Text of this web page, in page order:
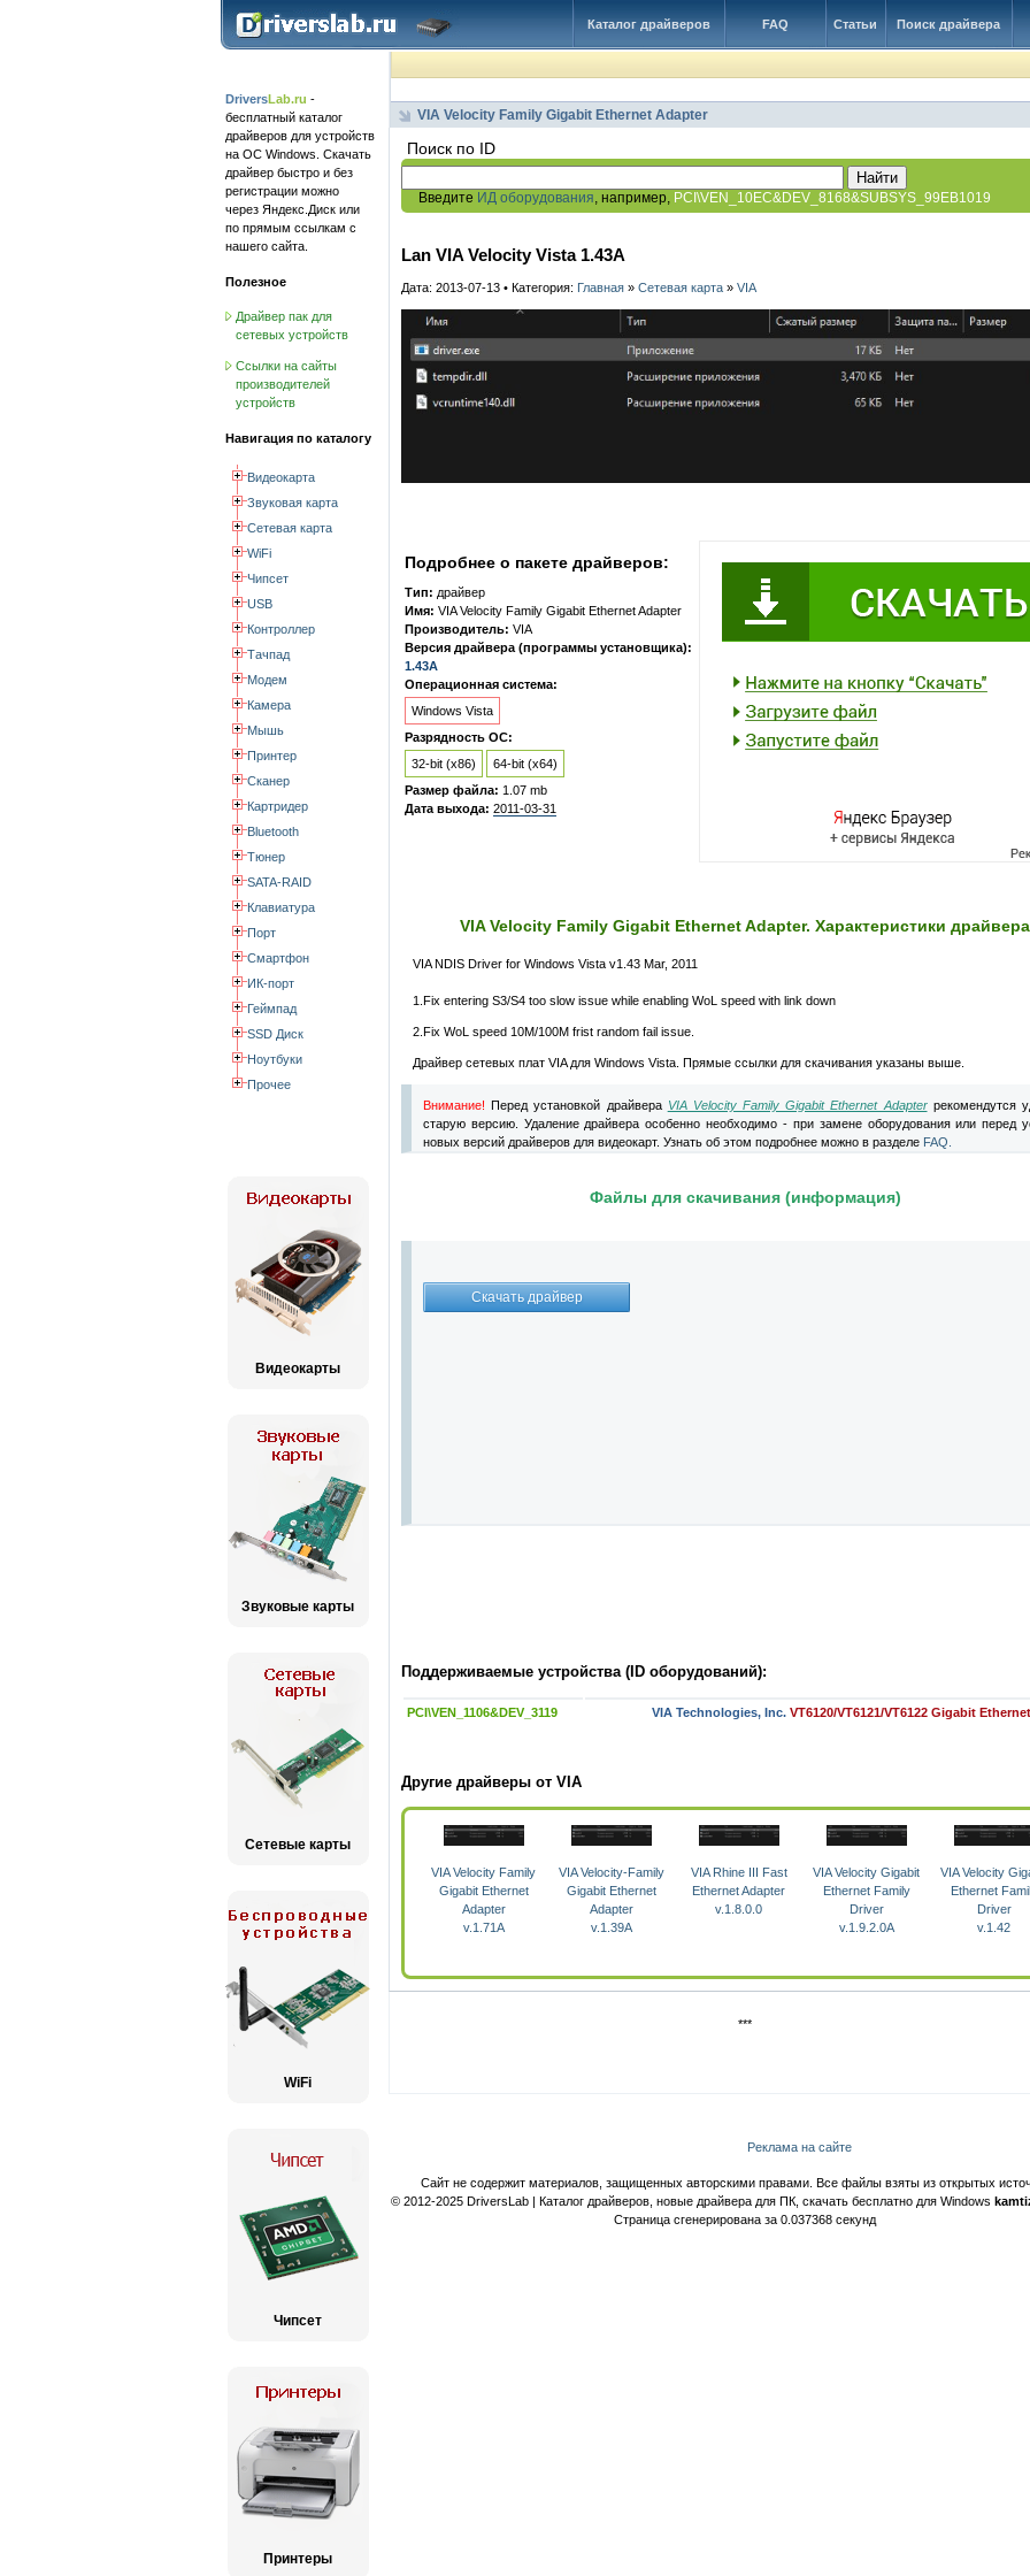
Поиск драйвера
Статьи
FAQ
Каталог драйверов
DriversLab.ru -
бесплатный каталог
драйверов для устройств
на ОС Windows. Скачать
драйвер быстро и без
регистрации можно
через Яндекс.Диск или
по прямым ссылкам с
нашего сайта.
Полезное
Драйвер пак для
сетевых устройств
Ссылки на сайты
производителей
устройств
Навигация по каталогу
Видеокарта
Звуковая карта
Сетевая карта
WiFi
Чипсет
USB
Контроллер
Тачпад
Модем
Камера
Мышь
Принтер
Сканер
Картридер
Bluetooth
Тюнер
SATA-RAID
Клавиатура
Порт
Смартфон
ИК-порт
Геймпад
SSD Диск
Ноутбуки
Прочее
Видеокарты
Звуковые карты
Сетевые карты
WiFi
Чипсет
Принтеры
VIA Velocity Family Gigabit Ethernet Adapter
Поиск по ID
Введите ИД оборудования, например, PCI\VEN_10EC&DEV_8168&SUBSYS_99EB1019
Lan VIA Velocity Vista 1.43A
Дата: 2013-07-13 • Категория: Главная » Сетевая карта » VIA
Подробнее о пакете драйверов:
Тип: драйвер
Имя: VIA Velocity Family Gigabit Ethernet Adapter
Производитель: VIA
Версия драйвера (программы установщика):
1.43A
Операционная система:
Windows Vista
Разрядность ОС:
32-bit (x86)
64-bit (x64)
Размер файла: 1.07 mb
Дата выхода: 2011-03-31
VIA Velocity Family Gigabit Ethernet Adapter. Характеристики драйвера
VIA NDIS Driver for Windows Vista v1.43 Mar, 2011
1.Fix entering S3/S4 too slow issue while enabling WoL speed with link down
2.Fix WoL speed 10M/100M frist random fail issue.
Драйвер сетевых плат VIA для Windows Vista. Прямые ссылки для скачивания указаны выше.
Внимание! Перед установкой драйвера VIA Velocity Family Gigabit Ethernet Adapterрекомендутся
старую версию. Удаление драйвера особенно необходимо - при замене оборудования или перед
новых версий драйверов для видеокарт. Узнать об этом подробнее можно в разделе FAQ.
Файлы для скачивания (информация)
Поддерживаемые устройства (ID оборудований):
PCI\VEN_1106&DEV_3119 VIA Technologies, Inc. VT6120/VT6121/VT6122 Gigabit
Другие драйверы от VIA
VIA Velocity Family
Gigabit Ethernet
Adapter
v.1.71A
VIA Velocity-Family
Gigabit Ethernet
Adapter
v.1.39A
VIA Rhine III Fast
Ethernet Adapter
v.1.8.0.0
VIA Velocity Gigabit
Ethernet Family
Driver
v.1.9.2.0A
VIA Velocity
Ethernet
Driver
v.1.42
***
Реклама на сайте
Сайт не содержит материалов, защищенных авторскими правами. Все файлы взяты из открытых
© 2012-2025 DriversLab | Каталог драйверов, новые драйвера для ПК, скачать бесплатно для Windows
Страница сгенерирована за 0.037368 секунд